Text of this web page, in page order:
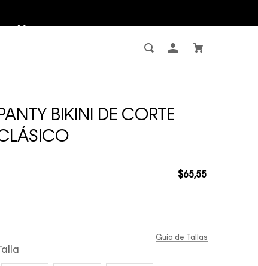
BIKINI DE CORTE
$65,55
Talla
Guía de Tallas